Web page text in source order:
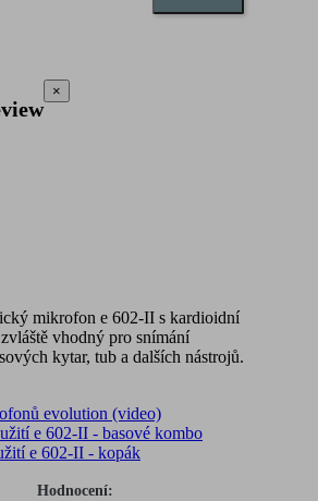
×
mikrofon e 602-II s kardioidní
vhodný pro snímání
kytar, tub a dalších nástrojů.
evolution (video)
e 602-II - basové kombo
e 602-II - kopák
Hodnocení: